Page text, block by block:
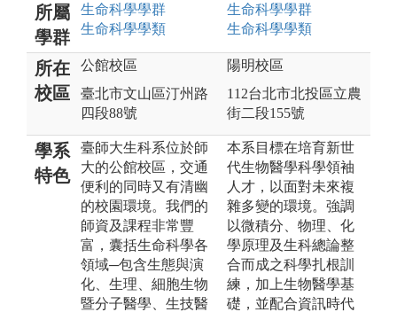
所屬
學群
生命科學學群
生命科學學類
生命科學學群
生命科學學類
所在
校區
公館校區
臺北市文山區汀州路
四段88號
陽明校區
112台北市北投區立農
街二段155號
學系
特色
臺師大生科系位於師
大的公館校區，交通
便利的同時又有清幽
的校園環境。我們的
師資及課程非常豐
富，囊括生命科學各
領域─包含生態與演
化、生理、細胞生物
暨分子醫學、生技醫
本系目標在培育新世
代生物醫學科學領袖
人才，以面對未來複
雜多變的環境。強調
以微積分、物理、化
學原理及生科總論整
合而成之科學扎根訓
練，加上生物醫學基
礎，並配合資訊時代